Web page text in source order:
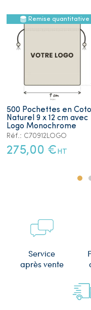
Remise quantitative
500 Pochettes en
Naturel 9 x 12 cm avec
Logo Monochrome
Réf.: C70912LOGO
275,00 € HT
Service
après vente